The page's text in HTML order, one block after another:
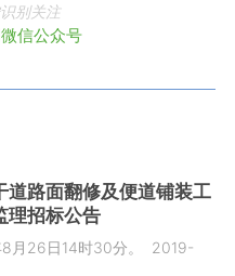
别关注
信公众号
道路面翻修及便道铺装工
理招标公告
月26日14时30分。
2019-